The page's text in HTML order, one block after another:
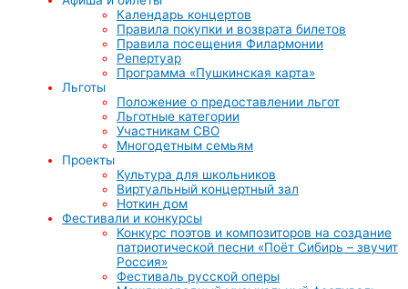
Календарь концертов
Правила покупки и возврата билетов
Правила посещения Филармонии
Репертуар
Программа «Пушкинская карта»
Льготы
Положение о предоставлении льгот
Льготные категории
Участникам СВО
Многодетным семьям
Проекты
Культура для школьников
Виртуальный концертный зал
Ноткин дом
Фестивали и конкурсы
Конкурс поэтов и композиторов на создание
патриотической песни «Поёт Сибирь – звучит
Россия»
Фестиваль русской оперы